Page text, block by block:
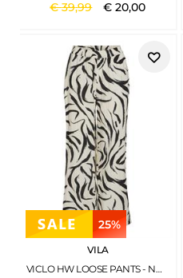
€39,99 €20,00
25%
VILA
VICLO HW LOOSE PANTS - NOOS BIRCH